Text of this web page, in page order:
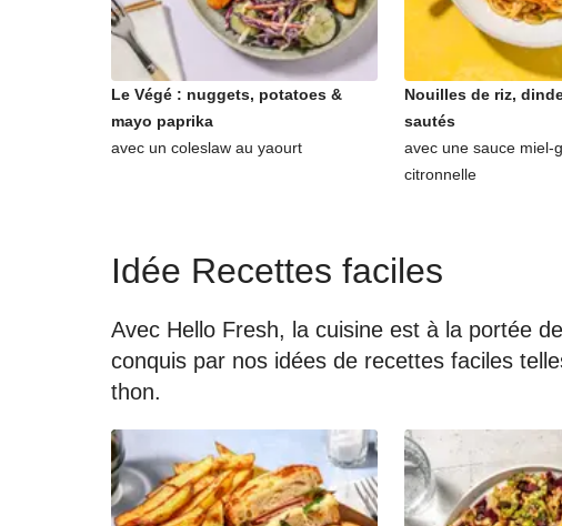
Le Végé : nuggets, potatoes &
mayo paprika
avec un coleslaw au yaourt
Nouilles de riz,
sautés
avec une sauce miel-
citronnelle
Idée Recettes faciles
Avec Hello Fresh, la cuisine est à la portée
conquis par nos idées de recettes faciles
thon.